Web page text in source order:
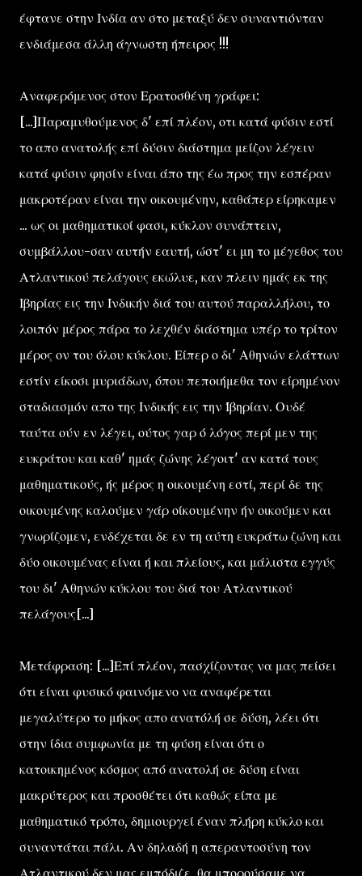
έφτανε στην Ινδία αν στο μεταξύ δεν συναντιόνταν
ενδιάμεσα άλλη άγνωστη ήπειρος !!!
Αναφερόμενος στον Ερατοσθένη γράφει:
[...]Παραμυθούμενος δ' επί πλέον, οτι κατά φύσιν εστί
το απο ανατολής επί δύσιν διάστημα μείζον λέγειν
κατά φύσιν φησίν είναι άπο της έω προς την εσπέραν
μακροτέραν είναι την οικουμένην, καθάπερ είρηκαμεν
... ως οι μαθηματικοί φασι, κύκλον συνάπτειν,
συμβάλλου-σαν αυτήν εαυτή, ώστ' ει μη το μέγεθος του
Ατλαντικού πελάγους εκώλυε, καν πλειν ημάς εκ της
Ιβηρίας εις την Ινδικήν διά του αυτού παραλλήλου, το
λοιπόν μέρος πάρα το λεχθέν διάστημα υπέρ το τρίτον
μέρος ον του όλου κύκλου. Είπερ ο δι' Αθηνών ελάττων
εστίν είκοσι μυριάδων, όπου πεποιήμεθα τον είρημένον
σταδιασμόν απο της Ινδικής εις την Ίβηρίαν. Ουδέ
ταύτα ούν εν λέγει, ούτος γαρ ό λόγος περί μεν της
ευκράτου και καθ' ημάς ζώνης λέγοιτ' αν κατά τους
μαθηματικούς, ής μέρος η οικουμένη εστί, περί δε της
οικουμένης καλούμεν γάρ οίκουμένην ήν οικούμεν και
γνωρίζομεν, ενδέχεται δε εν τη αύτη ευκράτω ζώνη και
δύο οικουμένας είναι ή και πλείους, και μάλιστα εγγύς
του δι' Αθηνών κύκλου του διά του Ατλαντικού
πελάγους[...]
Μετάφραση: [...]Επί πλέον, πασχίζοντας να μας πείσει
ότι είναι φυσικό φαινόμενο να αναφέρεται
μεγαλύτερο το μήκος απο ανατόλή σε δύση, λέει ότι
στην ίδια συμφωνία με τη φύση είναι ότι ο
κατοικημένος κόσμος από ανατολή σε δύση είναι
μακρύτερος και προσθέτει ότι καθώς είπα με
μαθηματικό τρόπο, δημιουργεί έναν πλήρη κύκλο και
συναντάται πάλι. Αν δηλαδή η απεραντοσύνη τον
Ατλαντικού δεν μας εμπόδιζε, θα μπορούσαμε να